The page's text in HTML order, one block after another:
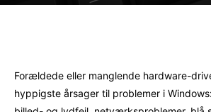
Forældede eller manglende hardware-
hyppigste årsager til problemer i